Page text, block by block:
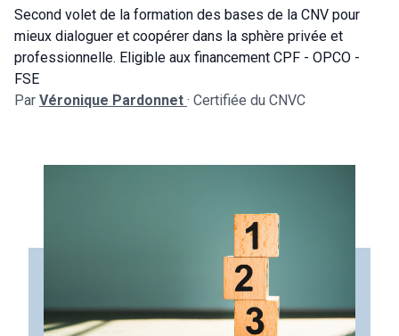
Second volet de la formation des bases de la CNV pour
mieux dialoguer et coopérer dans la sphère privée et
professionnelle. Eligible aux financement CPF - OPCO -
FSE
Par Véronique Pardonnet · Certifiée du CNVC